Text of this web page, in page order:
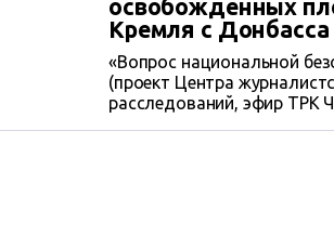
освобожденных
Кремля с Донбасса
«Вопрос национальной
(проект Центра
расследований, эфир ТРК